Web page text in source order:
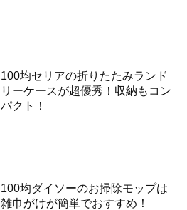
100均セリアの折りたたみランド
リーケースが超優秀！収納もコン
パクト！
100均ダイソーのお掃除モップは
雑巾がけが簡単でおすすめ！